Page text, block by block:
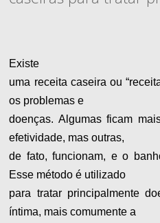
Existe
uma receita caseira ou
os problemas e
doenças. Algumas ficam
efetividade, mas outras,
de fato, funcionam, e o
Esse método é utilizado
para tratar principalmente
íntima, mais comumente a